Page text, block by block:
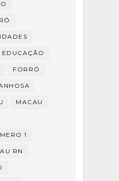
EDUCAÇÃO
FORRÓ
MACAU
1
RN